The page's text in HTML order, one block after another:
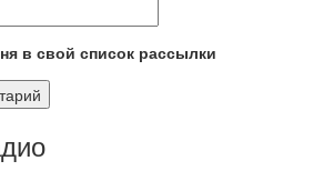
в свой список рассылки